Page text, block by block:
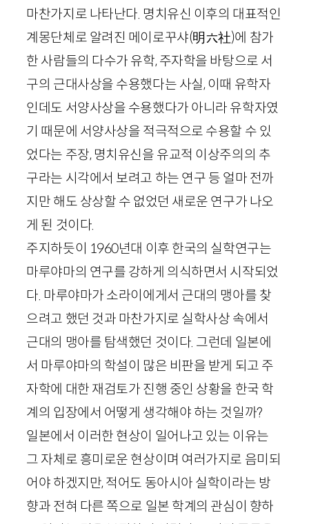
마찬가지로 나타난다. 명치유신 이후의 대표적인
계몽단체로 알려진 메이로꾸샤(明六社)에 참가
한 사람들의 다수가 유학, 주자학을 바탕으로 서
구의 근대사상을 수용했다는 사실, 이때 유학자
인데도 서양사상을 수용했다가 아니라 유학자였
기 때문에 서양사상을 적극적으로 수용할 수 있
었다는 주장, 명치유신을 유교적 이상주의의 추
구라는 시각에서 보려고 하는 연구 등 얼마 전까
지만 해도 상상할 수 없었던 새로운 연구가 나오
게 된 것이다.
주지하듯이 1960년대 이후 한국의 실학연구는
마루야마의 연구를 강하게 의식하면서 시작되었
다. 마루야마가 소라이에게서 근대의 맹아를 찾
으려고 했던 것과 마찬가지로 실학사상 속에서
근대의 맹아를 탐색했던 것이다. 그런데 일본에
서 마루야마의 학설이 많은 비판을 받게 되고 주
자학에 대한 재검토가 진행 중인 상황을 한국 학
계의 입장에서 어떻게 생각해야 하는 것일까?
일본에서 이러한 현상이 일어나고 있는 이유는
그 자체로 흥미로운 현상이며 여러가지로 음미되
어야 하겠지만, 적어도 동아시아 실학이라는 방
향과 전혀 다른 쪽으로 일본 학계의 관심이 향하